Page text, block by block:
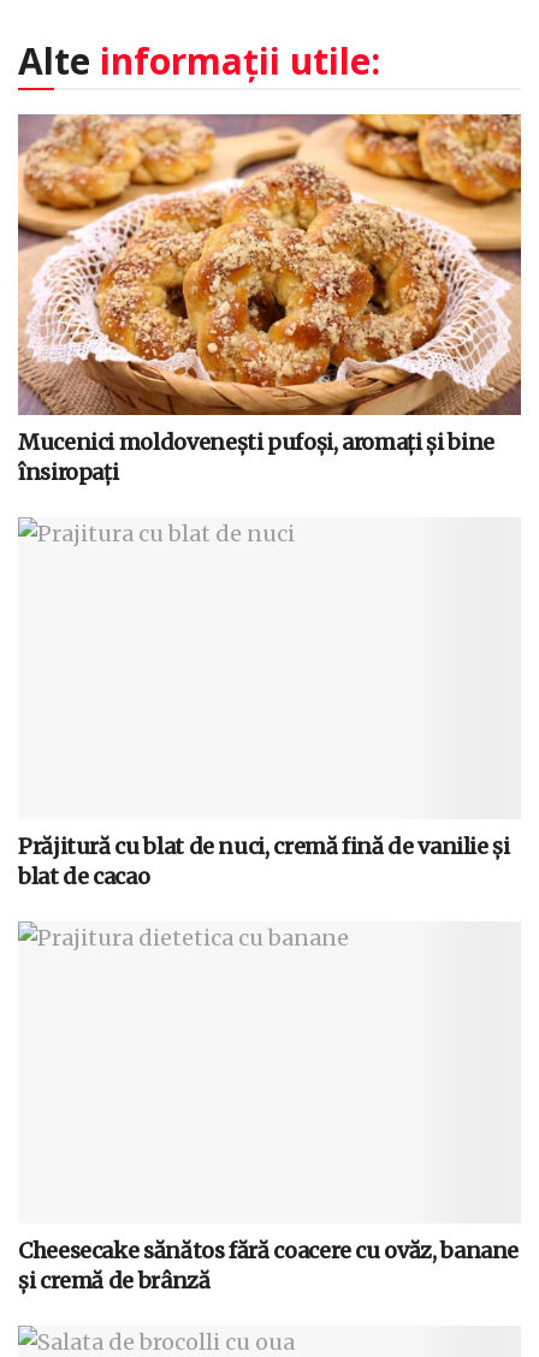
Alte informații utile:
Mucenici moldovenești pufoși, aromați și bine
însiropați
Prăjitură cu blat de nuci, cremă fină de vanilie și
blat de cacao
Cheesecake sănătos fără coacere cu ovăz, banane
și cremă de brânză